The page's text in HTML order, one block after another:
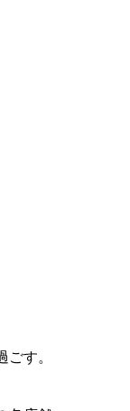
す。